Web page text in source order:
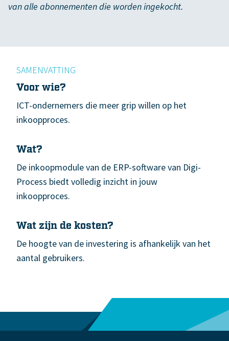
van alle abonnementen die worden ingekocht.
SAMENVATTING
Voor wie?
ICT-ondernemers die meer grip willen op het
inkoopproces.
Wat?
De inkoopmodule van de ERP-software van Digi-
Process biedt volledig inzicht in jouw
inkoopproces.
Wat zijn de kosten?
De hoogte van de investering is afhankelijk van het
aantal gebruikers.